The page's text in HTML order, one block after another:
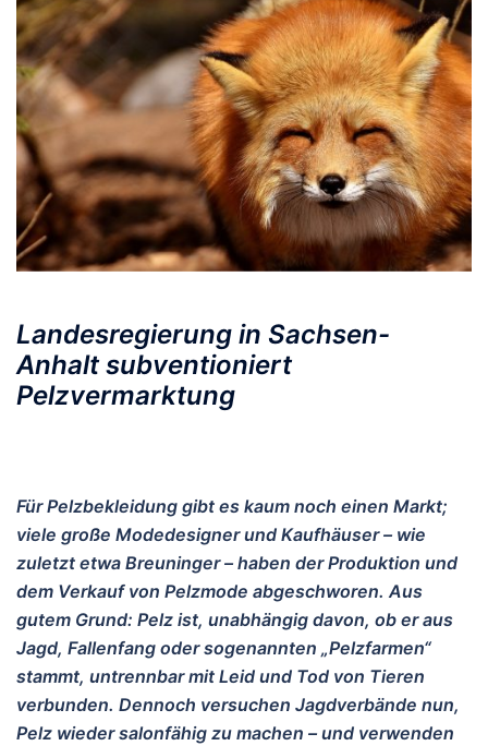
Landesregierung in Sachsen-
Anhalt subventioniert
Pelzvermarktung
Für Pelzbekleidung gibt es kaum noch einen Markt;
viele große Modedesigner und Kaufhäuser – wie
zuletzt etwa Breuninger – haben der Produktion und
dem Verkauf von Pelzmode abgeschworen. Aus
gutem Grund: Pelz ist, unabhängig davon, ob er aus
Jagd, Fallenfang oder sogenannten „Pelzfarmen“
stammt, untrennbar mit Leid und Tod von Tieren
verbunden. Dennoch versuchen Jagdverbände nun,
Pelz wieder salonfähig zu machen – und verwenden